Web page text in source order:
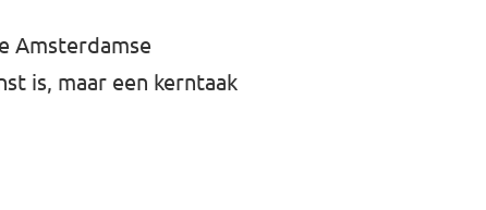
Amsterdamse
is, maar een kerntaak